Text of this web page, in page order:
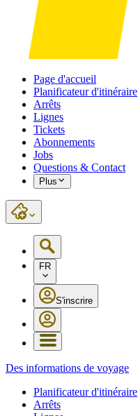
Page d'accueil
Planificateur d'itinéraire
Arrêts
Lignes
Tickets
Abonnements
Jobs
Questions & Contact
Plus
FR
S'inscrire
Des informations de voyage
Planificateur d'itinéraire
Arrêts